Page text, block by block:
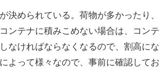
められている。荷物が多かったり、
ンテナに積みこめない場合は、コンテ
なければならなくなるので、割高にな
よって様々なので、事前に確認してお